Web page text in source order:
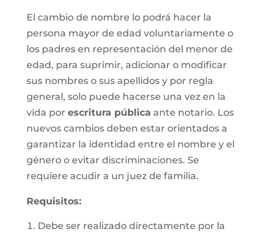
El cambio de nombre lo podrá hacer la
persona mayor de edad voluntariamente o
los padres en representación del menor de
edad, para suprimir, adicionar o modificar
sus nombres o sus apellidos y por regla
general, solo puede hacerse una vez en la
vida por escritura pública ante notario. Los
nuevos cambios deben estar orientados a
garantizar la identidad entre el nombre y el
género o evitar discriminaciones. Se
requiere acudir a un juez de familia.
Requisitos:
Debe ser realizado directamente por la